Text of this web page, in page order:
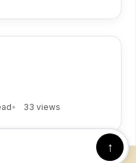
33 views
↑